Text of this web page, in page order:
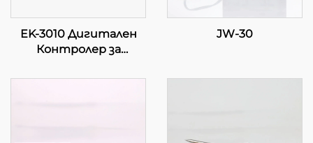
EK-3010 Дигитален
Контролер за
Прецизност във
JW-30